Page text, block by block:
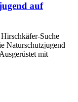
auf
Suche
Naturschutzjugend
mit